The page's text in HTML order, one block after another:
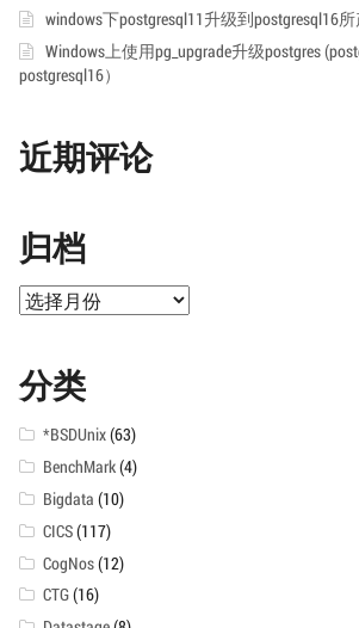
windows下postgresql11升级到postgresql16
Windows上使用pg_upgrade升级postgres
postgresql16）
近期评论
归档
归
分类
*BSDUnix(63)
BenchMark(4)
Bigdata (10)
CICS(117)
CogNos(12)
CTG(16)